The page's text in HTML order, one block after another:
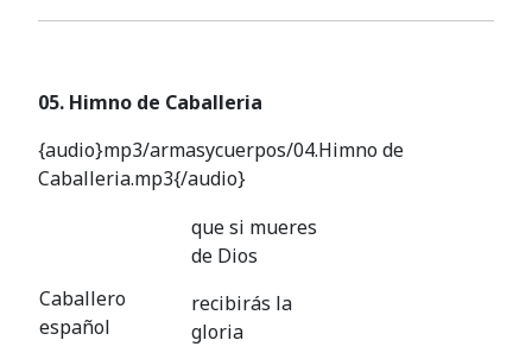
05. Himno de Caballeria
{audio}mp3/armasycuerpos/04.Himno de
Caballeria.mp3{/audio}
Caballero
español
que si mueres
de Dios
recibirás la
gloria